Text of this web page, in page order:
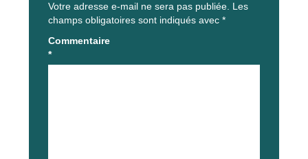
Votre adresse e-mail ne sera pas publiée. Les
champs obligatoires sont indiqués avec *
Commentaire
*